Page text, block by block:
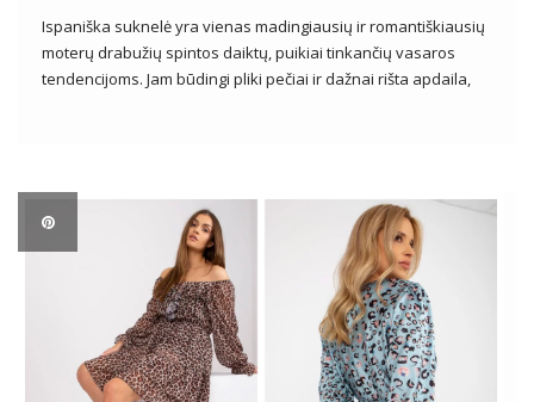
Ispaniška suknelė yra vienas madingiausių ir romantiškiausių
moterų drabužių spintos daiktų, puikiai tinkančių vasaros
tendencijoms. Jam būdingi pliki pečiai ir dažnai rišta apdaila,